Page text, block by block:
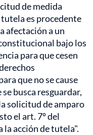
de medida
es procedente
afectación a un
bajo los
para que cesen
que no se cause
busca resguardar,
solicitud de amparo
el art. 7º del
la acción de tutela".